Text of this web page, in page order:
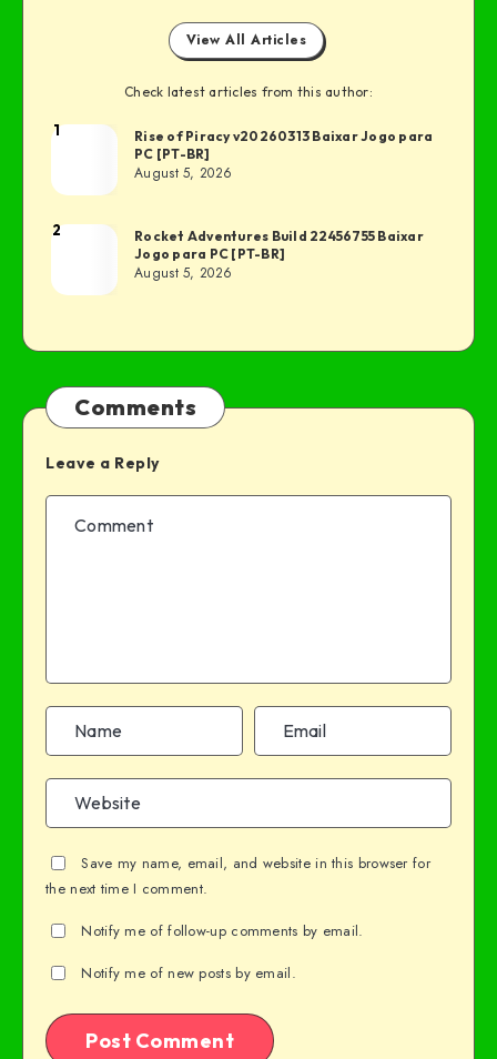
View All Articles
Check latest articles from this author:
1
Rise of Piracy v20260313 Baixar Jogo para
PC [PT-BR]
August 5, 2026
2
Rocket Adventures Build 22456755 Baixar
Jogo para PC [PT-BR]
August 5, 2026
Comments
Leave a Reply
Save my name, email, and website in this browser for
the next time I comment.
Notify me of follow-up comments by email.
Notify me of new posts by email.